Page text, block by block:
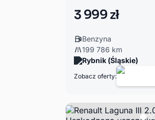
3 999 zł
Benzyna
199 786 km
Rybnik (Śląskie)
Zobacz oferty: